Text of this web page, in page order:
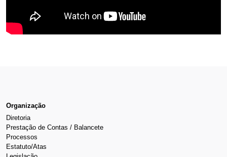
Organização
Diretoria
Prestação de Contas / Balancete
Processos
Estatuto/Atas